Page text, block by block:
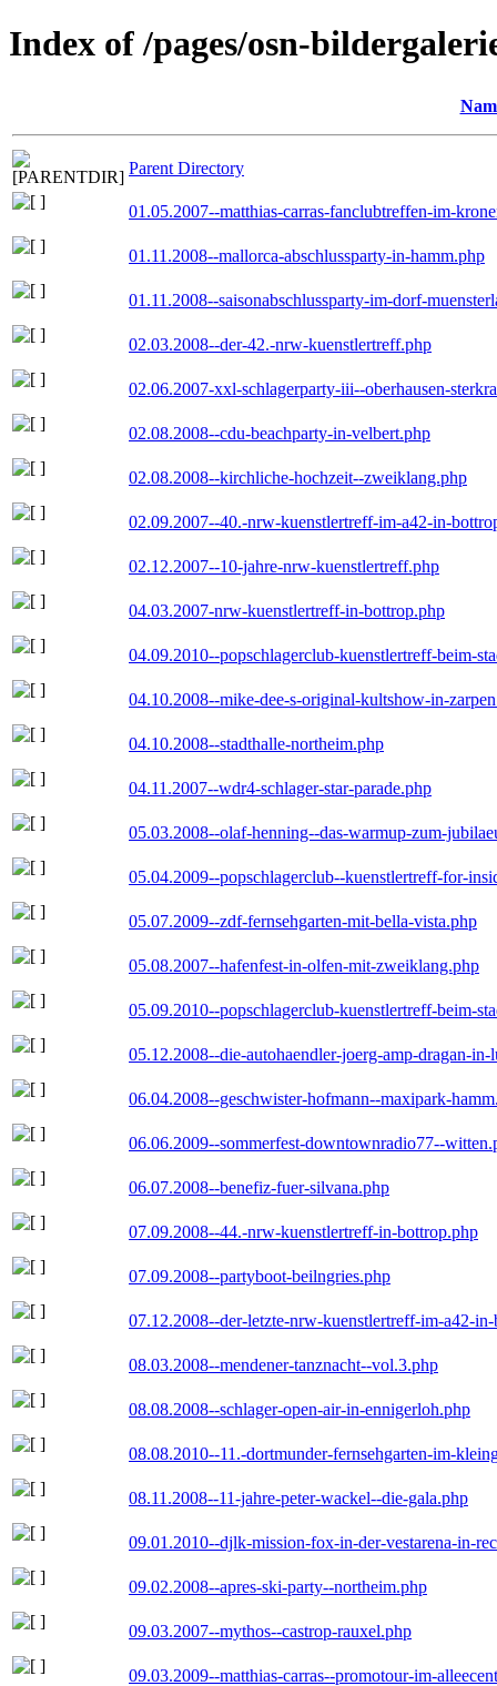
Index of /pages/osn-
Parent Directory
01.05.2007--matthias-carras-fanclubtreffen-im-
01.11.2008--mallorca-abschlussparty-in-hamm.php
01.11.2008--saisonabschlussparty-im-dorf-
02.03.2008--der-42.-nrw-kuenstlertreff.php
02.06.2007-xxl-schlagerparty-iii--oberhausen-
02.08.2008--cdu-beachparty-in-velbert.php
02.08.2008--kirchliche-hochzeit--zweiklang.php
02.09.2007--40.-nrw-kuenstlertreff-im-a42-in-
02.12.2007--10-jahre-nrw-kuenstlertreff.php
04.03.2007-nrw-kuenstlertreff-in-bottrop.php
04.09.2010--popschlagerclub-kuenstlertreff-beim-
04.10.2008--mike-dee-s-original-kultshow-in-
04.10.2008--stadthalle-northeim.php
04.11.2007--wdr4-schlager-star-parade.php
05.03.2008--olaf-henning--das-warmup-zum-
05.04.2009--popschlagerclub--kuenstlertreff-for-
05.07.2009--zdf-fernsehgarten-mit-bella-vista.php
05.08.2007--hafenfest-in-olfen-mit-zweiklang.php
05.09.2010--popschlagerclub-kuenstlertreff-beim-
05.12.2008--die-autohaendler-joerg-amp-dragan-in-
06.04.2008--geschwister-hofmann--maxipark-
06.06.2009--sommerfest-downtownradio77--
06.07.2008--benefiz-fuer-silvana.php
07.09.2008--44.-nrw-kuenstlertreff-in-bottrop.php
07.09.2008--partyboot-beilngries.php
07.12.2008--der-letzte-nrw-kuenstlertreff-im-a42-
08.03.2008--mendener-tanznacht--vol.3.php
08.08.2008--schlager-open-air-in-ennigerloh.php
08.08.2010--11.-dortmunder-fernsehgarten-im-
08.11.2008--11-jahre-peter-wackel--die-gala.php
09.01.2010--djlk-mission-fox-in-der-vestarena-in-
09.02.2008--apres-ski-party--northeim.php
09.03.2007--mythos--castrop-rauxel.php
09.03.2009--matthias-carras--promotour-im-